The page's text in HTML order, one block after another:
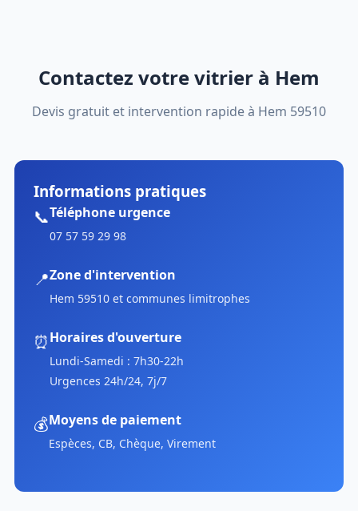
Contactez votre vitrier à Hem
Devis gratuit et intervention rapide à Hem 59510
Informations pratiques
📞Téléphone urgence
07 57 59 29 98
📍Zone d'intervention
Hem 59510 et communes limitrophes
⏰Horaires d'ouverture
Lundi-Samedi : 7h30-22h
Urgences 24h/24, 7j/7
💰Moyens de paiement
Espèces, CB, Chèque, Virement